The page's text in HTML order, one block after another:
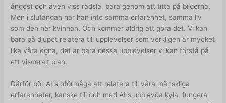
ångest och även viss rädsla, bara genom att titta på bilderna.
Men i slutändan har han inte samma erfarenhet, samma liv
som den här kvinnan. Och kommer aldrig att göra det. Vi kan
bara på djupet relatera till upplevelser som verkligen är mycket
lika våra egna, det är bara dessa upplevelser vi kan förstå på
ett visceralt plan.
Därför bör AI:s oförmåga att relatera till våra mänskliga
erfarenheter, kanske till och med AI:s upplevda kyla, fungera